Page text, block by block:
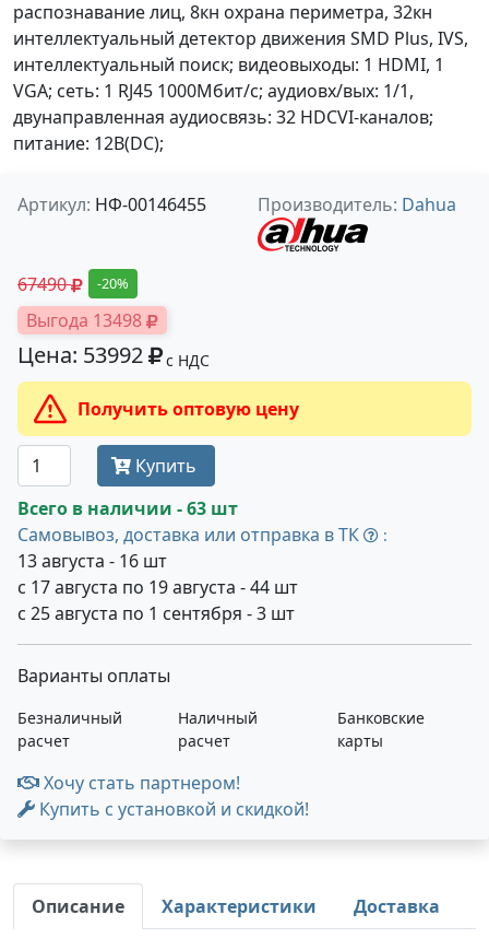
распознавание лиц, 8кн охрана периметра, 32кн
интеллектуальный детектор движения SMD Plus, IVS,
интеллектуальный поиск; видеовыходы: 1 HDMI, 1
VGA; сеть: 1 RJ45 1000Мбит/с; аудиовх/вых: 1/1,
двунаправленная аудиосвязь: 32 HDCVI-каналов;
питание: 12В(DC);
Артикул: НФ-00146455 Производитель: Dahua
67490 -20%
Выгода 13498
Цена: 53992 с НДС
Получить оптовую цену
Купить
Всего в наличии - 63 шт
Самовывоз, доставка или отправка в ТК
:
13 августа - 16 шт
с 17 августа по 19 августа - 44 шт
с 25 августа по 1 сентября - 3 шт
Варианты оплаты
Безналичный
расчет
Наличный
расчет
Банковские
карты
Хочу стать партнером!
Купить с установкой и скидкой!
Описание Характеристики Доставка